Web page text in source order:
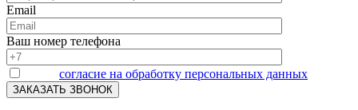
Email
Ваш номер телефона
согласие на обработку персональных данных